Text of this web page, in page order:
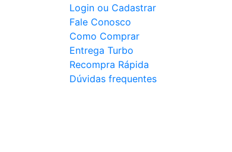
Login ou Cadastrar
Fale Conosco
Como Comprar
Entrega Turbo
Recompra Rápida
Dúvidas frequentes